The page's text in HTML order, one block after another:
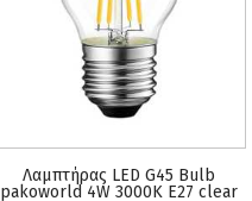
Λαμπτήρας LED G45 Bulb
pakoworld 4W 3000K E27 clear